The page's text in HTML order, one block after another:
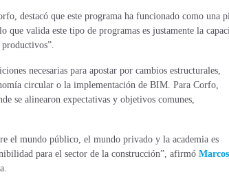
destacó que este programa ha funcionado como una
valida este tipo de programas es justamente la
necesarias para apostar por cambios estructurales,
circular o la implementación de BIM. Para Corfo,
se alinearon expectativas y objetivos comunes,
el mundo público, el mundo privado y la academia es
para el sector de la construcción”, afirmó Marcos